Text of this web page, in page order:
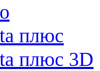
плюс
плюс 3D